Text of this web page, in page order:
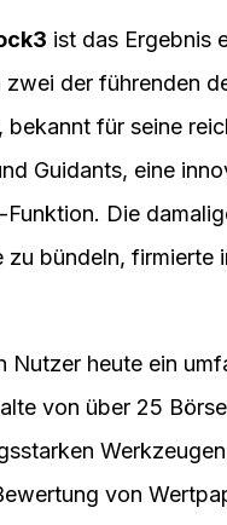
ist das Ergebnis
der führenden
bekannt für seine
Guidants, eine
Die
zu bündeln, firmierte
Nutzer heute ein
von über 25
von